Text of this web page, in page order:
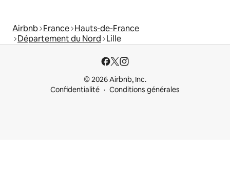
Airbnb France Hauts-de-France
Département du Nord Lille
© 2026 Airbnb, Inc.
Confidentialité
Conditions générales